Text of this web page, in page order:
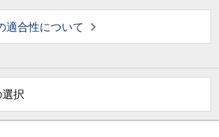
適合性について
選択